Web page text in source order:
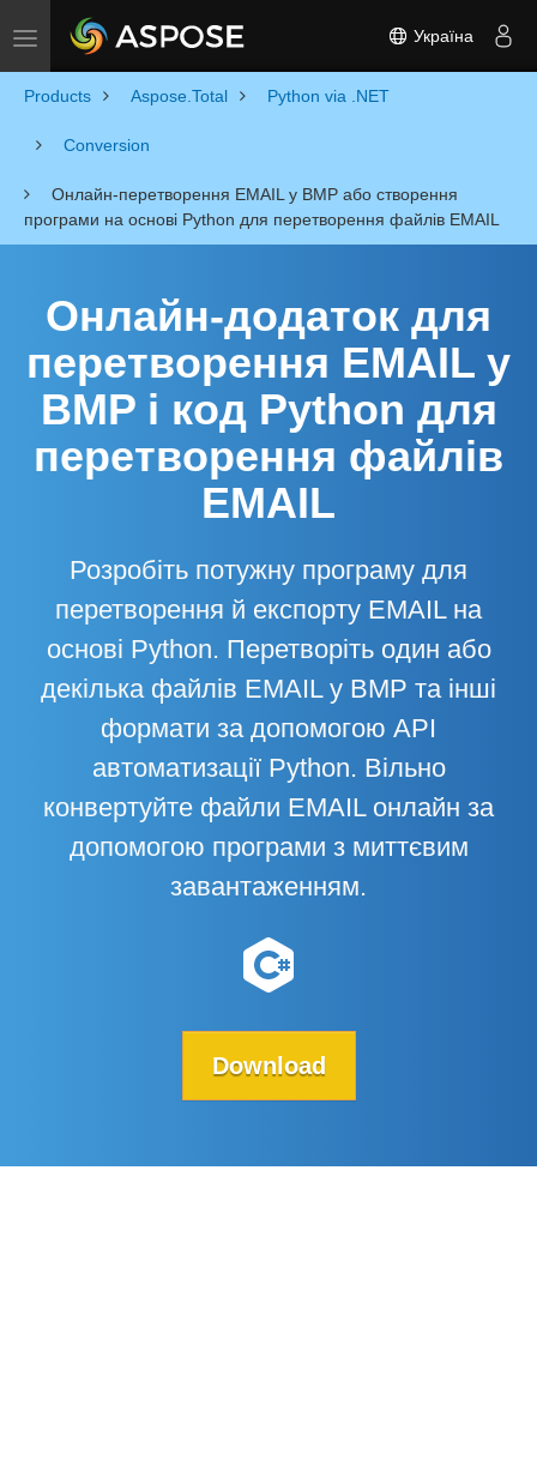
Toggle navigation Україна
Products Aspose.Total Python via .NET
Conversion
Онлайн-перетворення EMAIL у BMP або створення
програми на основі Python для перетворення файлів EMAIL
Онлайн-додаток для
перетворення EMAIL у
BMP і код Python для
перетворення файлів
EMAIL
Розробіть потужну програму для
перетворення й експорту EMAIL на
основі Python. Перетворіть один або
декілька файлів EMAIL у BMP та інші
формати за допомогою API
автоматизації Python. Вільно
конвертуйте файли EMAIL онлайн за
допомогою програми з миттєвим
завантаженням.
Download